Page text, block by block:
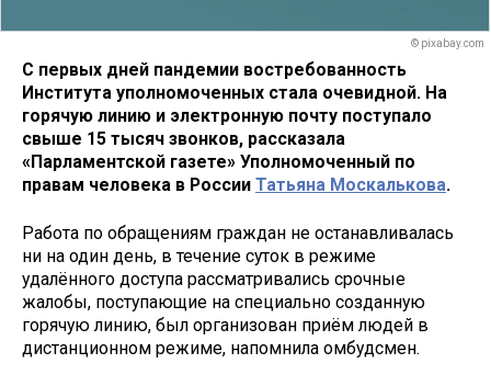
© pixabay.com
С первых дней пандемии востребованность
Института уполномоченных стала очевидной. На
горячую линию и электронную почту поступало
свыше 15 тысяч звонков, рассказала
«Парламентской газете» Уполномоченный по
правам человека в России Татьяна Москалькова.
Работа по обращениям граждан не останавливалась
ни на один день, в течение суток в режиме
удалённого доступа рассматривались срочные
жалобы, поступающие на специально созданную
горячую линию, был организован приём людей в
дистанционном режиме, напомнила омбудсмен.